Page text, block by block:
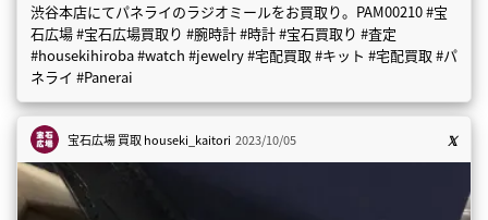
渋谷本店にてパネライのラジオミールをお買取り。PAM00210 #宝
石広場 #宝石広場買取り #腕時計 #時計 #宝石買取り #査定
#housekihiroba #watch #jewelry #宅配買取 #キット #宅配買取 #パ
ネライ #Panerai
宝石広場 買取houseki_kaitori 2023/10/05